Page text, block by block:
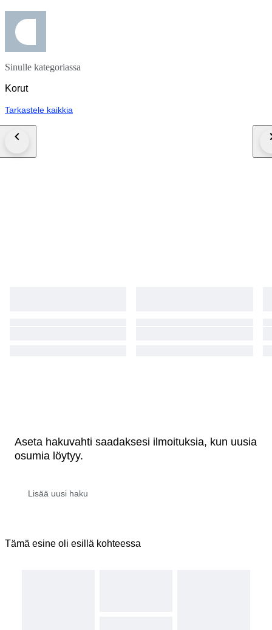
Sinulle kategoriassa
Korut
Tarkastele kaikkia
Aseta hakuvahti saadaksesi ilmoituksia, kun uusia
osumia löytyy.
Tämä esine oli esillä kohteessa